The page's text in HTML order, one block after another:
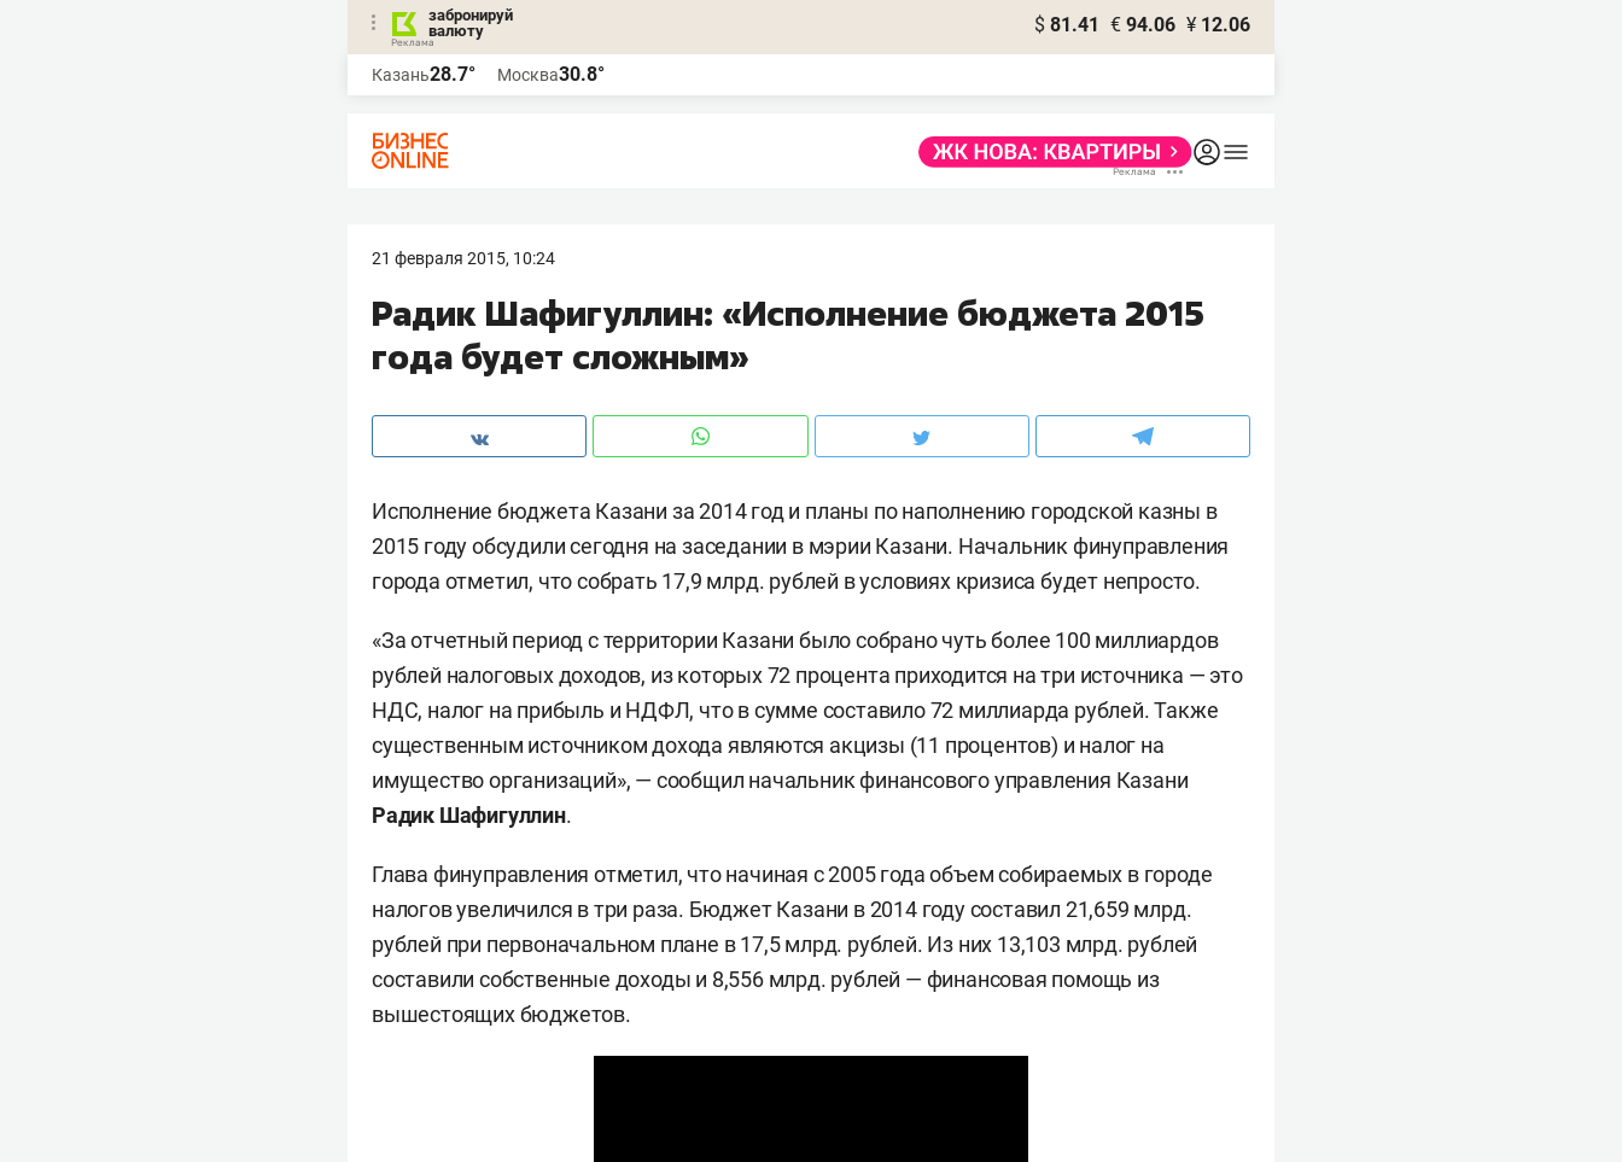
забронируй
валюту
$ 81.41 € 94.06 ¥ 12.06
Казань28.7° Москва30.8°
21 февраля 2015, 10:24
Радик Шафигуллин: «Исполнение бюджета 2015
года будет сложным»
Исполнение бюджета Казани за 2014 год и планы по наполнению городской казны в
2015 году обсудили сегодня на заседании в мэрии Казани. Начальник финуправления
города отметил, что собрать 17,9 млрд. рублей в условиях кризиса будет непросто.
«За отчетный период с территории Казани было собрано чуть более 100 миллиардов
рублей налоговых доходов, из которых 72 процента приходится на три источника — это
НДС, налог на прибыль и НДФЛ, что в сумме составило 72 миллиарда рублей. Также
существенным источником дохода являются акцизы (11 процентов) и налог на
имущество организаций», — сообщил начальник финансового управления Казани
Радик Шафигуллин.
Глава финуправления отметил, что начиная с 2005 года объем собираемых в городе
налогов увеличился в три раза. Бюджет Казани в 2014 году составил 21,659 млрд.
рублей при первоначальном плане в 17,5 млрд. рублей. Из них 13,103 млрд. рублей
составили собственные доходы и 8,556 млрд. рублей — финансовая помощь из
вышестоящих бюджетов.